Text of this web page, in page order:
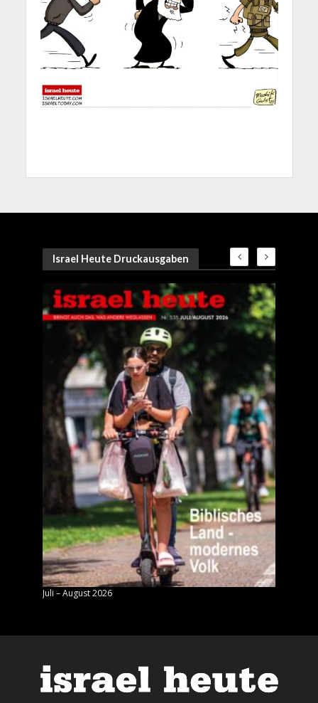
Israel Heute Druckausgaben
Juli – August 2026